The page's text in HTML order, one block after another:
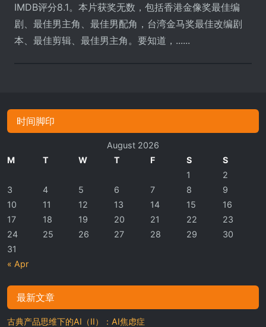
IMDB评分8.1。本片获奖无数，包括香港金像奖最佳编
剧、最佳男主角、最佳男配角，台湾金马奖最佳改编剧
本、最佳剪辑、最佳男主角。要知道，......
时间脚印
August 2026
M
T W T F S S
« Apr
1
2
3
4 5 6 7 8
9
10
11 12 13 14 15
16
17
18 19 20 21 22
23
24
25 26 27 28 29
30
31
最新文章
古典产品思维下的AI（II）：AI焦虑症